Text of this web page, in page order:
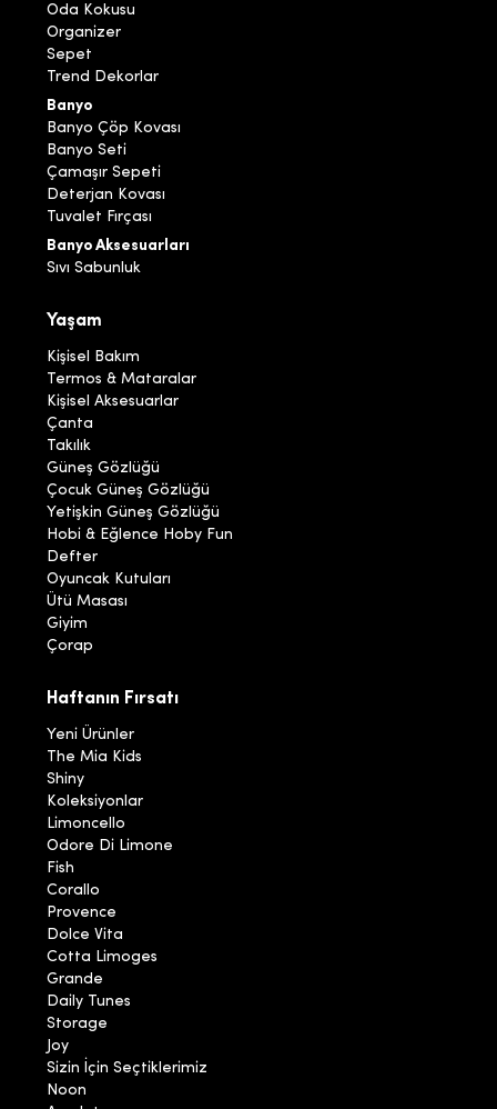
Oda Kokusu
Organizer
Sepet
Trend Dekorlar
Banyo
Banyo Çöp Kovası
Banyo Seti
Çamaşır Sepeti
Deterjan Kovası
Tuvalet Fırçası
Banyo Aksesuarları
Sıvı Sabunluk
Yaşam
Kişisel Bakım
Termos & Mataralar
Kişisel Aksesuarlar
Çanta
Takılık
Güneş Gözlüğü
Çocuk Güneş Gözlüğü
Yetişkin Güneş Gözlüğü
Hobi & Eğlence Hoby Fun
Defter
Oyuncak Kutuları
Ütü Masası
Giyim
Çorap
Haftanın Fırsatı
Yeni Ürünler
The Mia Kids
Shiny
Koleksiyonlar
Limoncello
Odore Di Limone
Fish
Corallo
Provence
Dolce Vita
Cotta Limoges
Grande
Daily Tunes
Storage
Joy
Sizin İçin Seçtiklerimiz
Noon